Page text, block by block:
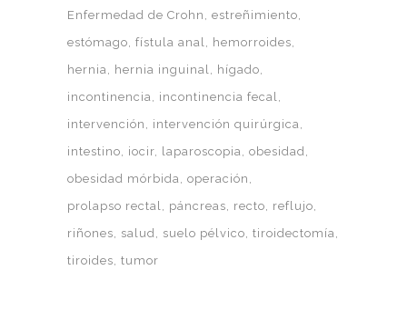
Enfermedad de Crohn
estreñimiento
estómago fístula anal
hemorroides
hernia
hernia inguinal
hígado
incontinencia
incontinencia fecal
intervención
intervención quirúrgica
intestino
iocir laparoscopia obesidad
obesidad mórbida operación
prolapso rectal
páncreas recto
reflujo
riñones
salud suelo pélvico tiroidectomía
tiroides tumor